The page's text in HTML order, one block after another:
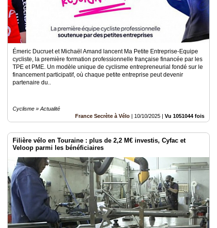
Émeric Ducruet et Michaël Amand lancent Ma Petite Entreprise-Equipe
cycliste, la première formation professionnelle française financée par les
TPE et PME. Un modèle unique de cyclisme entrepreneurial fondé sur le
financement participatif, où chaque petite entreprise peut devenir
partenaire du..
Cyclisme » Actualité
France Secrète à Vélo | 10/10/2025 | Vu 1051044 fois
Filière vélo en Touraine : plus de 2,2 M€ investis, Cyfac et
Veloop parmi les bénéficiaires